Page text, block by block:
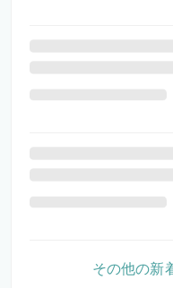
その他の新